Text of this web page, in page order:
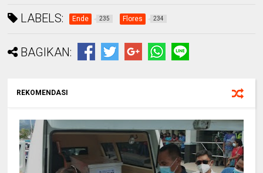
LABELS: Ende 235 Flores 234
BAGIKAN:
REKOMENDASI